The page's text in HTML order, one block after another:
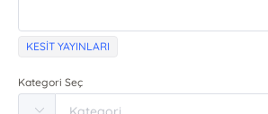
KESİT YAYINLARI
Kategori Seç